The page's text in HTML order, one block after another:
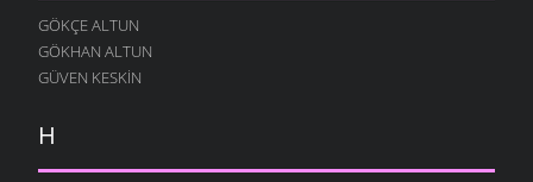
GÖKÇE ALTUN
GÖKHAN ALTUN
GÜVEN KESKIN
H